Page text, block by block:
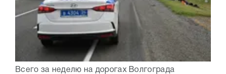
Всего за неделю на дорогах Волгограда